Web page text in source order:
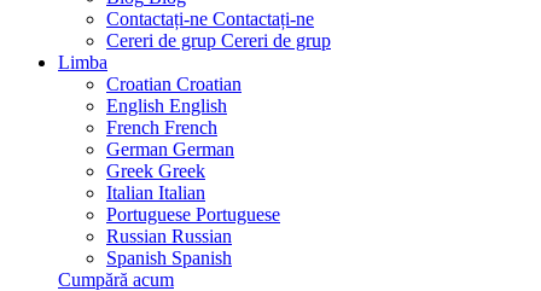
Contactați-ne Contactați-ne
Cereri de grup Cereri de grup
Limba
Croatian Croatian
English English
French French
German German
Greek Greek
Italian Italian
Portuguese Portuguese
Russian Russian
Spanish Spanish
Cumpără acum